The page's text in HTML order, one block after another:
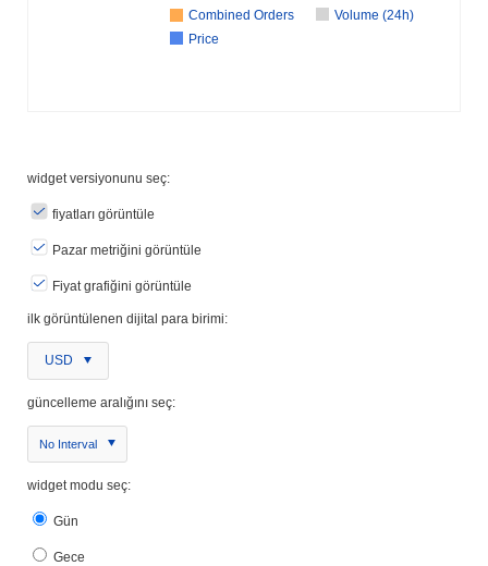
Combined Orders
Volume (24h)
Price
widget versiyonunu seç:
fiyatları görüntüle
Pazar metriğini görüntüle
Fiyat grafiğini görüntüle
ilk görüntülenen dijital para birimi:
USD
güncelleme aralığını seç:
No Interval
widget modu seç:
Gün
Gece